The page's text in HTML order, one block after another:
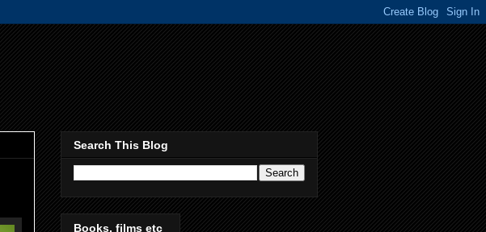
Search This Blog
Books, films etc